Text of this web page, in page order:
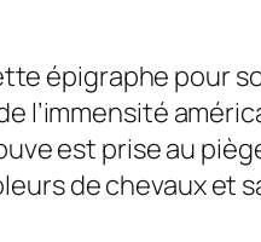
épigraphe pour
est prise au
de chevaux et